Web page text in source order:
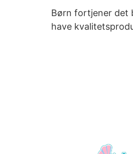
Børn fortjener det
have